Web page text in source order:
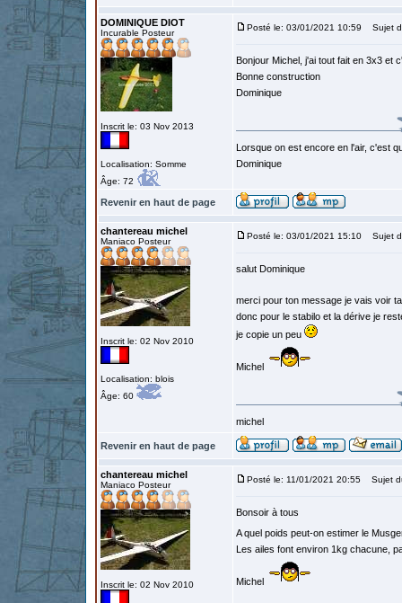
DOMINIQUE DIOT
Incurable Posteur
Inscrit le: 03 Nov 2013
Localisation: Somme
Âge: 72
Posté le: 03/01/2021 10:59 Sujet
Bonjour Michel, j'ai tout fait en 3x3 et
Bonne construction
Dominique
Lorsque on est encore en l'air, c'est
Dominique
Revenir en haut de page
chantereau michel
Maniaco Posteur
Inscrit le: 02 Nov 2010
Localisation: blois
Âge: 60
Posté le: 03/01/2021 15:10 Sujet
salut Dominique
merci pour ton message je vais voir
donc pour le stabilo et la dérive je
je copie un peu
Michel
michel
Revenir en haut de page
chantereau michel
Maniaco Posteur
Inscrit le: 02 Nov 2010
Posté le: 11/01/2021 20:55 Sujet
Bonsoir à tous
A quel poids peut-on estimer le
Les ailes font environ 1kg chacune,
Michel